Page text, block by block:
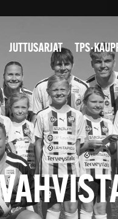
JUTTUSARJAT TPS-